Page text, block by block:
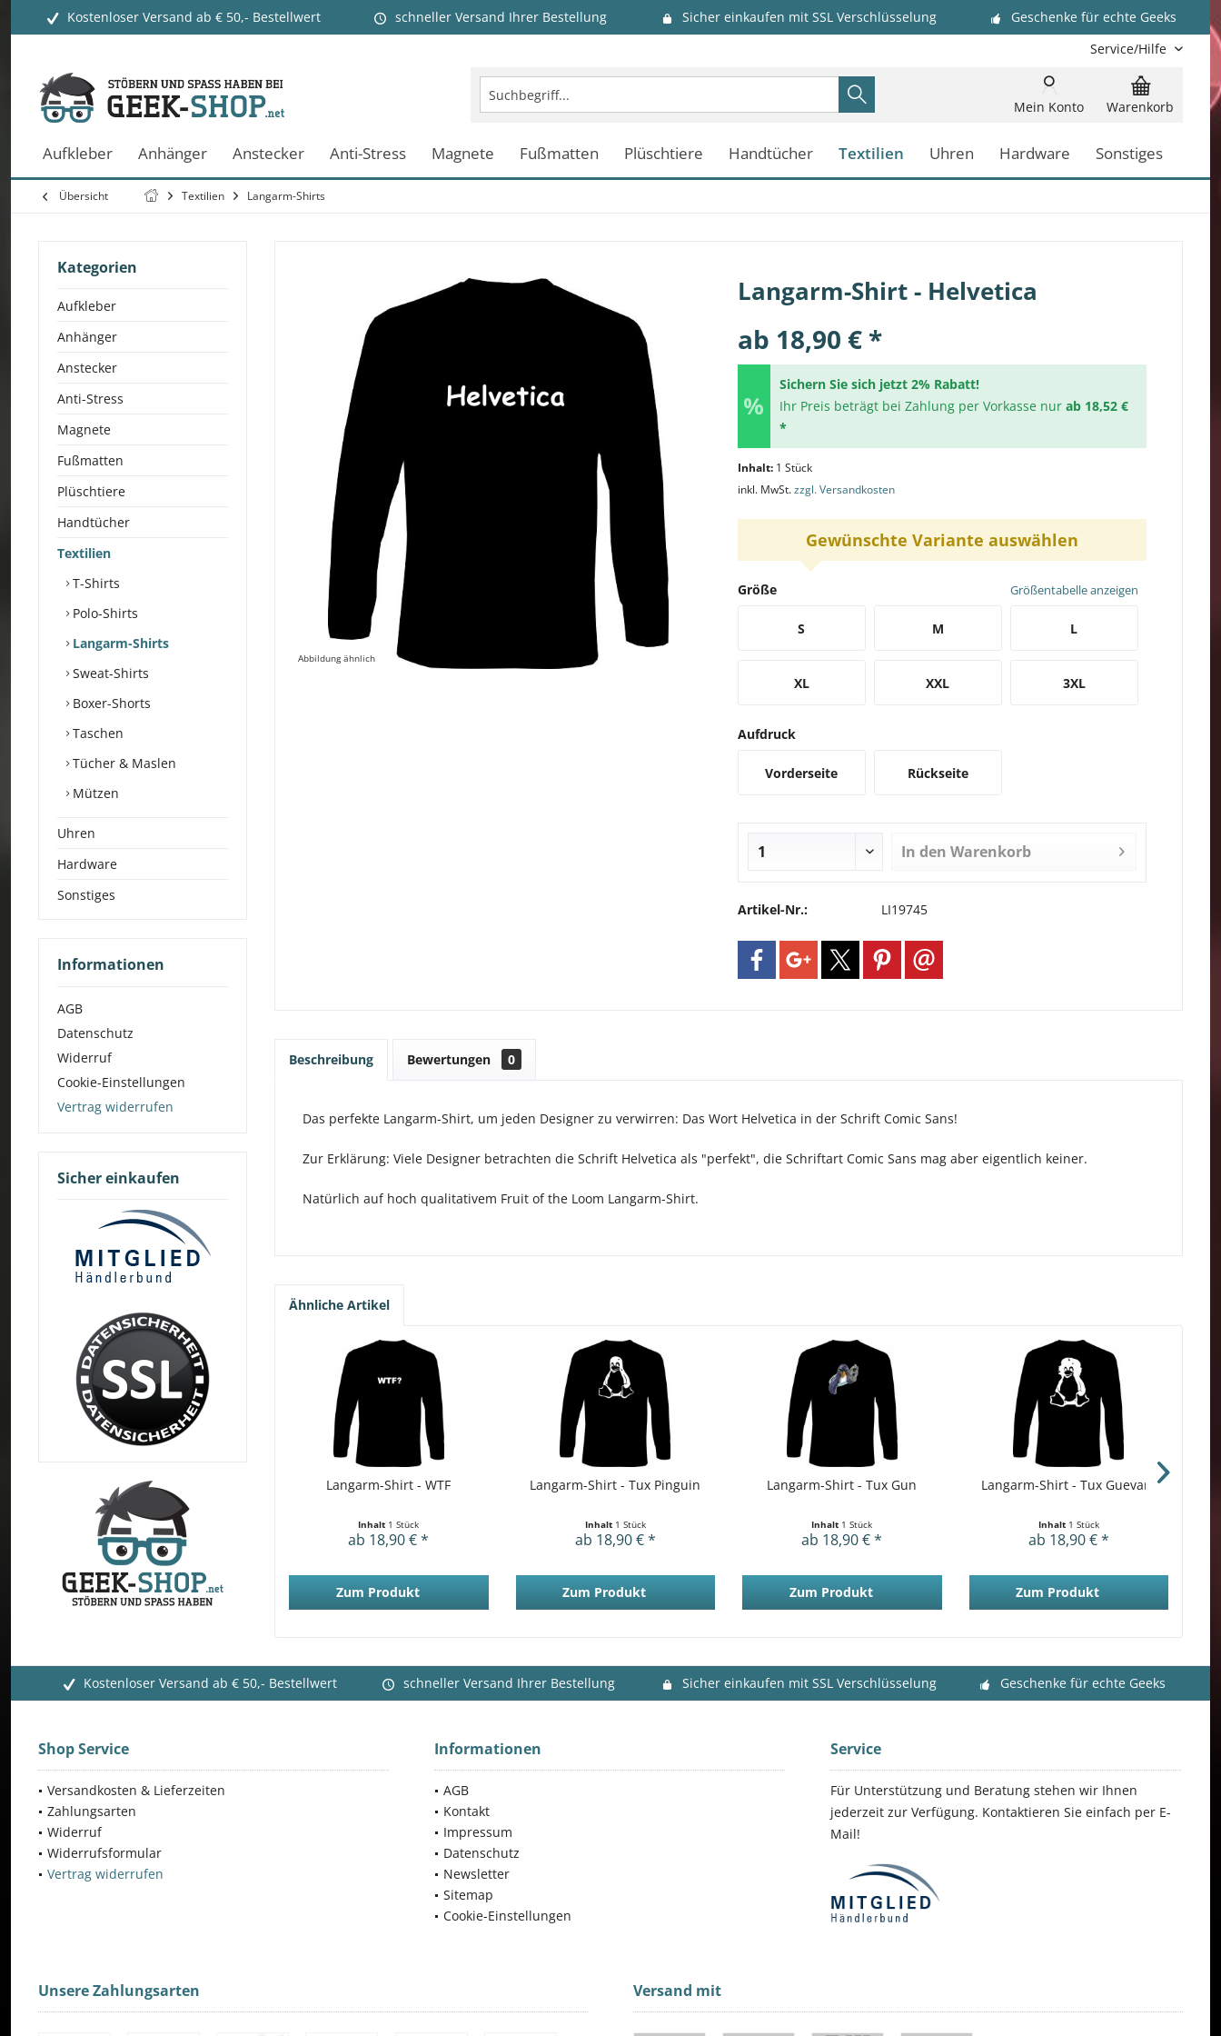
Kostenloser Versand ab € 50,- Bestellwert schneller Versand Ihrer Bestellung Sicher einkaufen mit SSL Verschlüsselung
Geschenke für echte Geeks
Service/Hilfe
Warenkorb
Mein Konto
Aufkleber Anhänger Anstecker Anti-Stress Magnete Fußmatten Plüschtiere Handtücher Textilien Uhren Hardware Sonstiges
Übersicht Textilien Langarm-Shirts
Kategorien
Aufkleber
Anhänger
Anstecker
Anti-Stress
Magnete
Fußmatten
Plüschtiere
Handtücher
Textilien
T-Shirts
Polo-Shirts
Langarm-Shirts
Sweat-Shirts
Boxer-Shorts
Taschen
Tücher & Maslen
Mützen
Uhren
Hardware
Sonstiges
Informationen
AGB
Datenschutz
Widerruf
Cookie-Einstellungen
Vertrag widerrufen
Sicher einkaufen
Abbildung ähnlich
Langarm-Shirt - Helvetica
ab 18,90 € *
Sichern Sie sich jetzt 2% Rabatt!
Ihr Preis beträgt bei Zahlung per Vorkasse nur ab 18,52 €
*
Inhalt: 1 Stück
inkl. MwSt.zzgl. Versandkosten
Gewünschte Variante auswählen
Größe Größentabelle anzeigen
S M L
XL XXL 3XL
Aufdruck
Vorderseite Rückseite
In den Warenkorb
Artikel-Nr.: LI19745
Beschreibung Bewertungen 0
Das perfekte Langarm-Shirt, um jeden Designer zu verwirren: Das Wort Helvetica in der Schrift Comic Sans!
Zur Erklärung: Viele Designer betrachten die Schrift Helvetica als "perfekt", die Schriftart Comic Sans mag aber eigentlich keiner.
Natürlich auf hoch qualitativem Fruit of the Loom Langarm-Shirt.
Ähnliche Artikel
Langarm-Shirt - WTF
Inhalt 1 Stück
ab 18,90 € *
Zum Produkt
Langarm-Shirt - Tux Pinguin
Inhalt 1 Stück
ab 18,90 € *
Zum Produkt
Langarm-Shirt - Tux Gun
Inhalt 1 Stück
ab 18,90 € *
Zum Produkt
Langarm-Shirt - Tux Guevara
Inhalt 1 Stück
ab 18,90 € *
Zum Produkt
Kostenloser Versand ab € 50,- Bestellwert schneller Versand Ihrer Bestellung Sicher einkaufen mit SSL Verschlüsselung Geschenke für echte Geeks
Shop Service
Versandkosten & Lieferzeiten
Zahlungsarten
Widerruf
Widerrufsformular
Vertrag widerrufen
Informationen
AGB
Kontakt
Impressum
Datenschutz
Newsletter
Sitemap
Cookie-Einstellungen
Service
Für Unterstützung und Beratung stehen wir Ihnen
jederzeit zur Verfügung. Kontaktieren Sie einfach per E-
Mail!
Unsere Zahlungsarten Versand mit